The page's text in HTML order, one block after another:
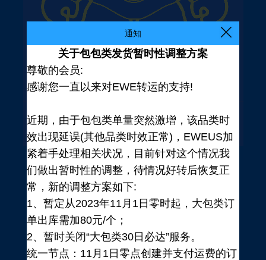
通知
关于包包类发货暂时性调整方案
尊敬的会员:
感谢您一直以来对EWE转运的支持!
近期，由于包包类单量突然激增，该品类时
效出现延误(其他品类时效正常)，EWEUS加
紧着手处理相关状况，目前针对这个情况我
们做出暂时性的调整，待情况好转后恢复正
常，新的调整方案如下:
1、暂定从2023年11月1日零时起，大包类订
单出库需加80元/个；
2、暂时关闭“大包类30日必达”服务。
统一节点：11月1日零点创建并支付运费的订